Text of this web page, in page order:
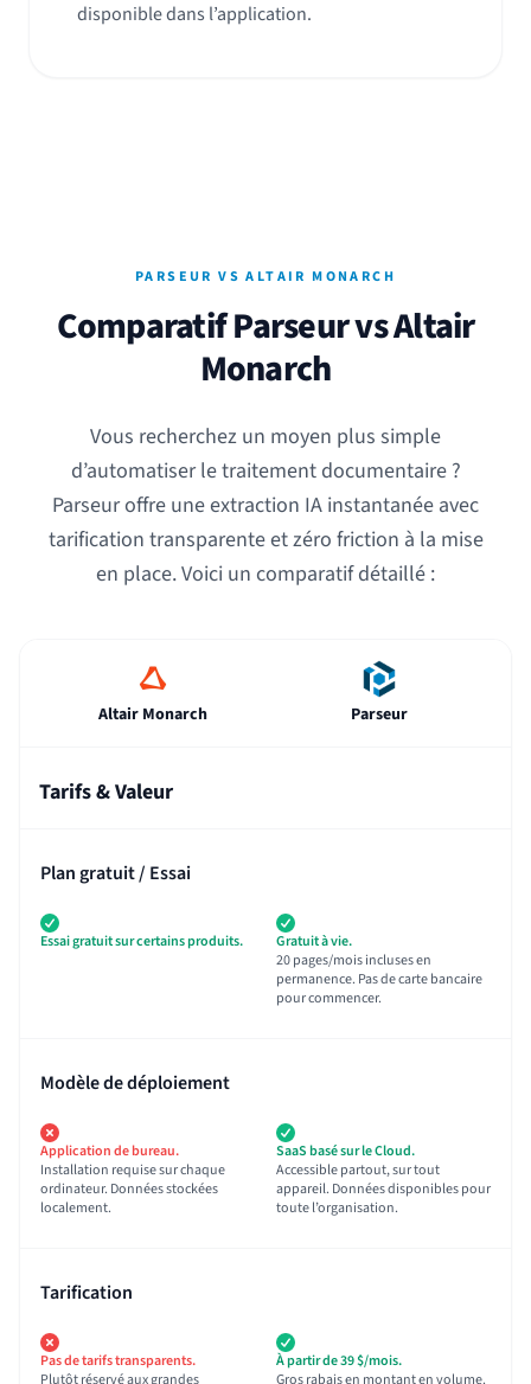
disponible dans l’application.
PARSEUR VS ALTAIR MONARCH
Comparatif Parseur vs Altair
Monarch
Vous recherchez un moyen plus simple
d’automatiser le traitement documentaire ?
Parseur offre une extraction IA instantanée avec
tarification transparente et zéro friction à la mise
en place. Voici un comparatif détaillé :
Altair Monarch Parseur
Tarifs & Valeur
Plan gratuit / Essai
Essai gratuit sur certains produits.
Gratuit à vie.
20 pages/mois incluses en
permanence. Pas de carte bancaire
pour commencer.
Modèle de déploiement
Application de bureau.
Installation requise sur chaque
ordinateur. Données stockées
localement.
SaaS basé sur le Cloud.
Accessible partout, sur tout
appareil. Données disponibles pour
toute l’organisation.
Tarification
Pas de tarifs transparents.
Plutôt réservé aux grandes
À partir de 39 $/mois.
Gros rabais en montant en volume.